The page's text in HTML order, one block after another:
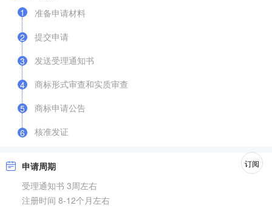
1
准备申请材料
2
提交申请
3
发送受理通知书
4
商标形式审查和实质审查
5
商标申请公告
6 核准发证
申请周期
受理通知书 3周左右
注册时间 8-12个月左右
订阅